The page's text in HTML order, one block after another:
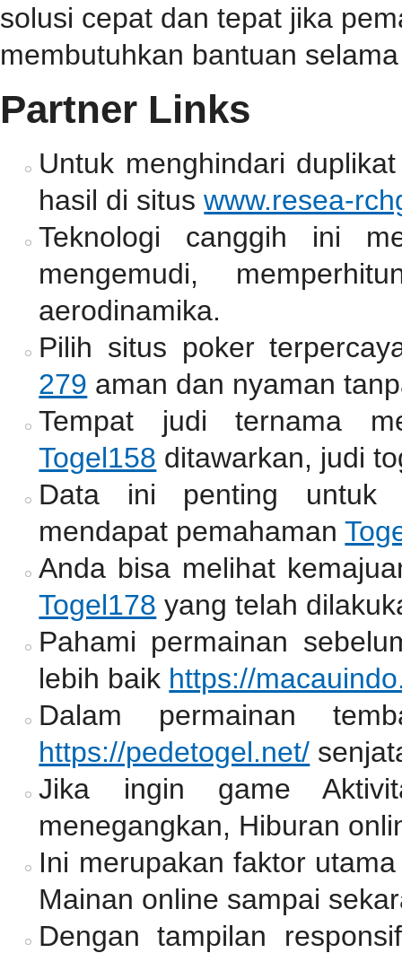
solusi cepat dan tepat jika
membutuhkan bantuan
Partner Links
Untuk menghindari
hasil di situswww.resea-
Teknologi canggih ini
mengemudi,
aerodinamika.
Pilih situs poker
279 aman dan nyaman
Tempat judi ternama
Togel158 ditawarkan, judi
Data ini penting untuk
mendapat pemahaman
Anda bisa melihat
Togel178 yang telah
Pahami permainan
lebih baik https://
Dalam permainan
https://pedetogel.net/
Jika ingin game
menegangkan, Hiburan
Ini merupakan faktor
Mainan online sampai
Dengan tampilan